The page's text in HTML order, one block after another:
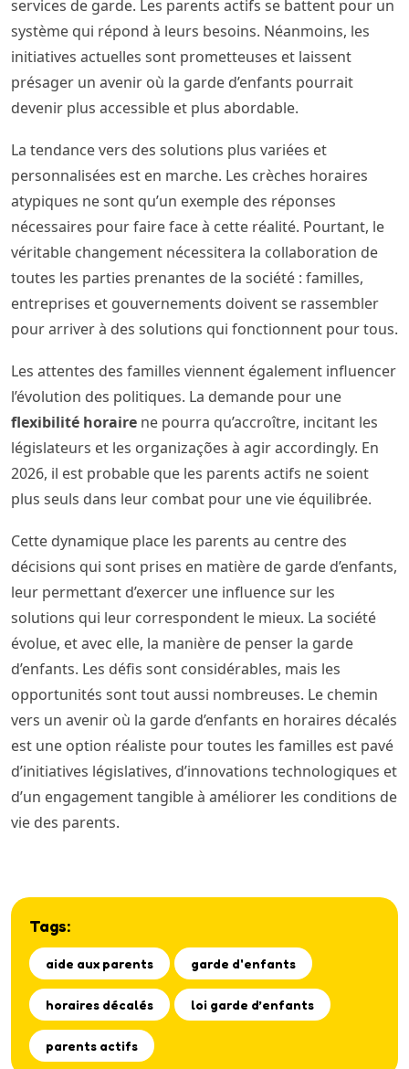
services de garde. Les parents actifs se battent pour un
système qui répond à leurs besoins. Néanmoins, les
initiatives actuelles sont prometteuses et laissent
présager un avenir où la garde d’enfants pourrait
devenir plus accessible et plus abordable.
La tendance vers des solutions plus variées et
personnalisées est en marche. Les crèches horaires
atypiques ne sont qu’un exemple des réponses
nécessaires pour faire face à cette réalité. Pourtant, le
véritable changement nécessitera la collaboration de
toutes les parties prenantes de la société : familles,
entreprises et gouvernements doivent se rassembler
pour arriver à des solutions qui fonctionnent pour tous.
Les attentes des familles viennent également influencer
l’évolution des politiques. La demande pour une
flexibilité horaire ne pourra qu’accroître, incitant les
législateurs et les organizações à agir accordingly. En
2026, il est probable que les parents actifs ne soient
plus seuls dans leur combat pour une vie équilibrée.
Cette dynamique place les parents au centre des
décisions qui sont prises en matière de garde d’enfants,
leur permettant d’exercer une influence sur les
solutions qui leur correspondent le mieux. La société
évolue, et avec elle, la manière de penser la garde
d’enfants. Les défis sont considérables, mais les
opportunités sont tout aussi nombreuses. Le chemin
vers un avenir où la garde d’enfants en horaires décalés
est une option réaliste pour toutes les familles est pavé
d’initiatives législatives, d’innovations technologiques et
d’un engagement tangible à améliorer les conditions de
vie des parents.
Tags:
aide aux parents garde d'enfants
horaires décalés loi garde d’enfants
parents actifs